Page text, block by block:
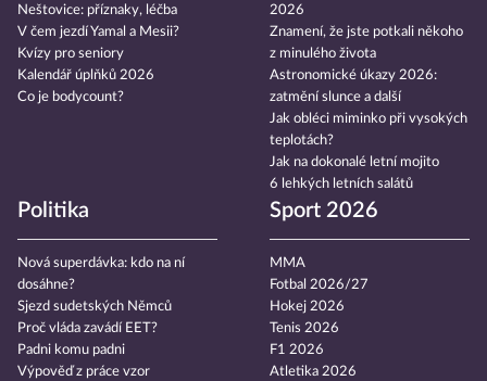
Neštovice: příznaky, léčba
V čem jezdí Yamal a Mesii?
Kvízy pro seniory
Kalendář úplňků 2026
Co je bodycount?
2026
Znamení, že jste potkali někoho
z minulého života
Astronomické úkazy 2026:
zatmění slunce a další
Jak obléci miminko při vysokých
teplotách?
Jak na dokonalé letní mojito
6 lehkých letních salátů
Politika
Nová superdávka: kdo na ní
dosáhne?
Sjezd sudetských Němců
Proč vláda zavádí EET?
Padni komu padni
Výpověď z práce vzor
Sport 2026
MMA
Fotbal 2026/27
Hokej 2026
Tenis 2026
F1 2026
Atletika 2026